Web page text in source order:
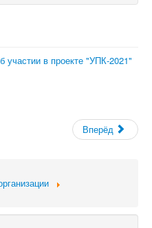
в проекте "УПК-2021"
Вперёд